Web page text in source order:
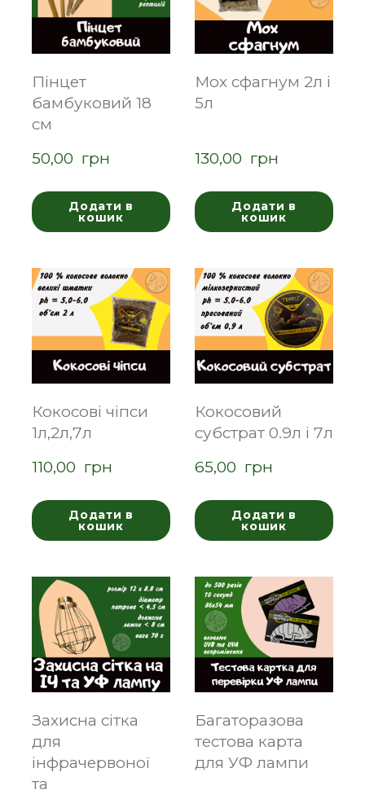
Пінцет
бамбуковий 18
см
50,00  грн
Додати в
кошик
Мох сфагнум 2л і
5л
130,00  грн
Додати в
кошик
Кокосові чіпси
1л,2л,7л
110,00  грн
Додати в
кошик
Кокосовий
субстрат 0.9л і 7л
65,00  грн
Додати в
кошик
Захисна сітка
для
інфрачервоної
та
Багаторазова
тестова карта
для УФ лампи